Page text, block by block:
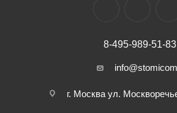
8-495-989-51-83
info@stomicom
г. Москва ул.